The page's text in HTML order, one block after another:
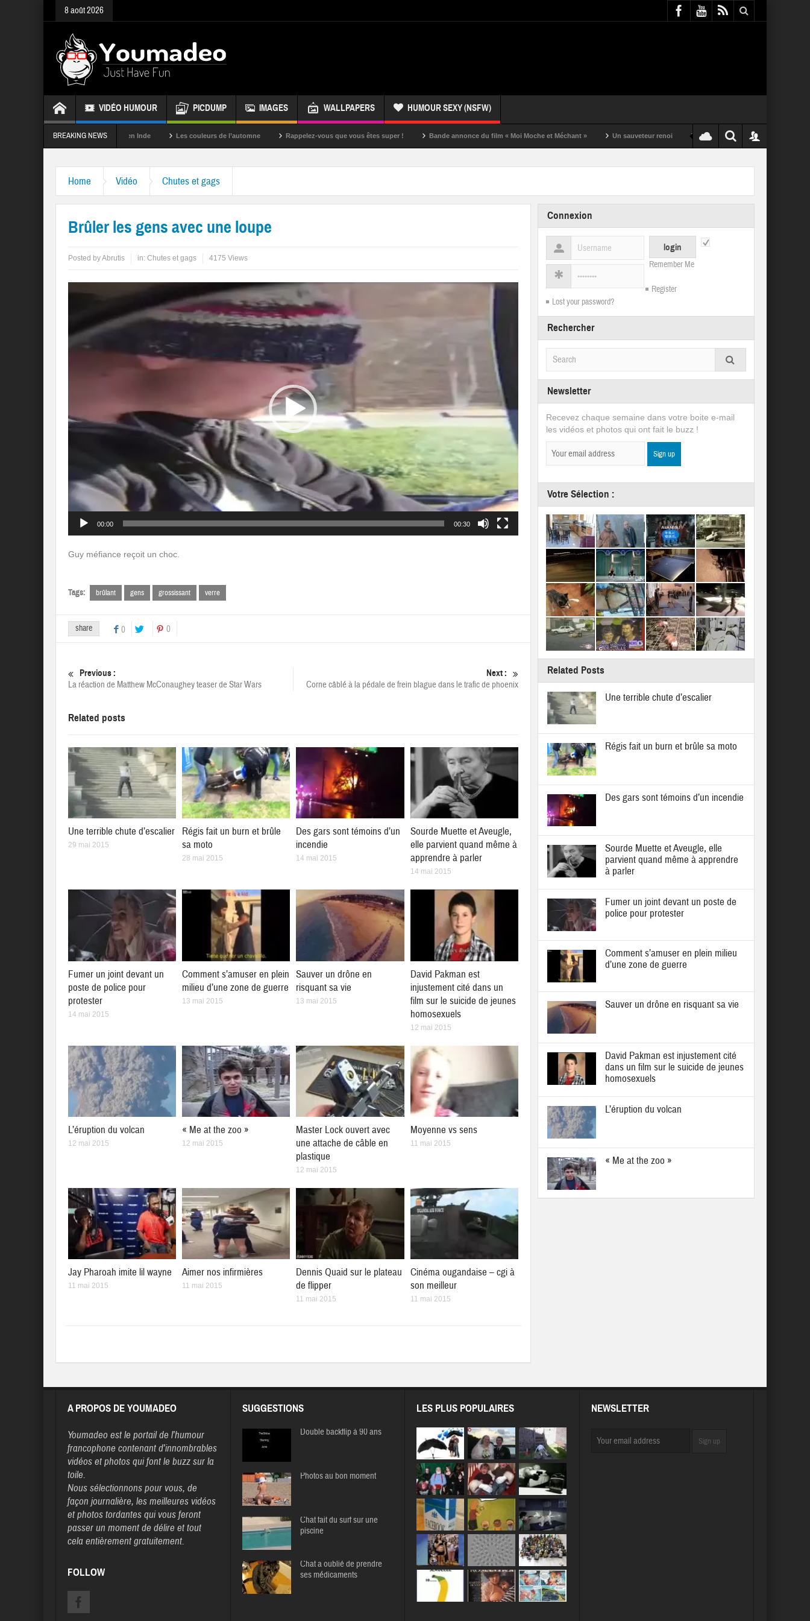
8 août 2026
VIDÉO HUMOUR PICDUMP IMAGES WALLPAPERS HUMOUR SEXY (NSFW)
BREAKING NEWS
La fête des couleurs en Inde Les couleurs de l’automne Rappelez-vous que vous êtes super ! Bande annonce du film « Moi Moche et Méchant » Un sauveteur renoi Un puching ball pas comme les autres
Home Vidéo Chutes et gags
Brûler les gens avec une loupe
Posted byAbrutis in: Chutes et gags 4175 Views
00:00 00:30
Guy méfiance reçoit un choc.
Tags: brûlant gens grossissant verre
share 0 0
Previous :
La réaction de Matthew McConaughey teaser de Star Wars
Next :
Corne câblé à la pédale de frein blague dans le trafic de phoenix
Related posts
Une terrible chute d’escalier
29 mai 2015
Régis fait un burn et brûle
sa moto
28 mai 2015
Des gars sont témoins d’un
incendie
14 mai 2015
Sourde Muette et Aveugle,
elle parvient quand même à
apprendre à parler
14 mai 2015
Fumer un joint devant un
poste de police pour
protester
14 mai 2015
Comment s’amuser en plein
milieu d’une zone de guerre
13 mai 2015
Sauver un drône en
risquant sa vie
13 mai 2015
David Pakman est
injustement cité dans un
film sur le suicide de jeunes
homosexuels
12 mai 2015
L’éruption du volcan
12 mai 2015
« Me at the zoo »
12 mai 2015
Master Lock ouvert avec
une attache de câble en
plastique
12 mai 2015
Moyenne vs sens
11 mai 2015
Jay Pharoah imite lil wayne
11 mai 2015
Aimer nos infirmières
11 mai 2015
Dennis Quaid sur le plateau
de flipper
11 mai 2015
Cinéma ougandaise – cgi à
son meilleur
11 mai 2015
Connexion
Remember Me
Register
Lost your password?
Rechercher
Newsletter
Recevez chaque semaine dans votre boite e-mail
les vidéos et photos qui ont fait le buzz !
Votre Sélection :
Related Posts
Une terrible chute d’escalier
Régis fait un burn et brûle sa moto
Des gars sont témoins d’un incendie
Sourde Muette et Aveugle, elle
parvient quand même à apprendre
à parler
Fumer un joint devant un poste de
police pour protester
Comment s’amuser en plein milieu
d’une zone de guerre
Sauver un drône en risquant sa vie
David Pakman est injustement cité
dans un film sur le suicide de jeunes
homosexuels
L’éruption du volcan
« Me at the zoo »
A PROPOS DE YOUMADEO
Youmadeo est le portail de l’humour
francophone contenant d’innombrables
vidéos et photos qui font le buzz sur la
toile.
Nous sélectionnons pour vous, de
façon journalière, les meilleures vidéos
et photos tordantes qui vous feront
passer un moment de délire et tout
cela entièrement gratuitement.
FOLLOW
SUGGESTIONS
Double backflip à 90 ans
Photos au bon moment
Chat fait du surf sur une
piscine
Chat a oublié de prendre
ses médicaments
LES PLUS POPULAIRES NEWSLETTER